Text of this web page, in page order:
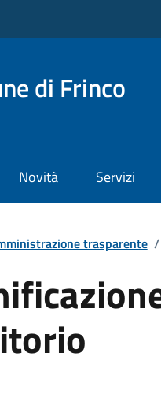
di Frinco
Novità Servizi
trasparente /